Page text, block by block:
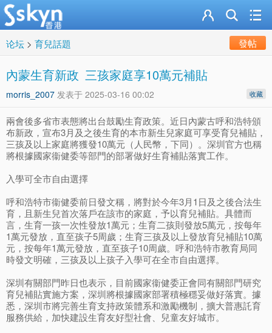
论坛 > 育兒話題 發帖
內蒙生育新政 三孩家庭享10萬元補貼
收藏
morris_2007 发表于 2025-03-16 00:02
兩會後多省市表態將出台鼓勵生育政策。近日內蒙古呼和浩特頒
布新政，宣布3月及之後生育的本市新生兒家庭可享受育兒補貼，
三孩及以上家庭將獲發10萬元（人民幣，下同）。深圳官方也稱
將根據國家衞健委等部門的部署做好生育補貼落實工作。
入學可全市自由選擇
呼和浩特市衞健委前日發文稱，將對於今年3月1日及之後合法生
育，且新生兒首次落戶在該市的家庭，予以育兒補貼。具體而
言，生育一孩一次性發放1萬元；生育二孩則發放5萬元，按每年
1萬元發放，直至孩子5周歲；生育三孩及以上發放育兒補貼10萬
元，按每年1萬元發放，直至孩子10周歲。呼和浩特市教育局同
時發文明確，三孩及以上孩子入學可在全市自由選擇。
深圳有關部門昨日也表示，目前國家衞健委正會同有關部門研究
育兒補貼實施方案，深圳將根據國家部署積極穩妥做好落實。據
悉，深圳市將完善生育支持政策體系和激勵機制，擴大普惠託育
服務供給，加快建設生育友好型社會、兒童友好城市。